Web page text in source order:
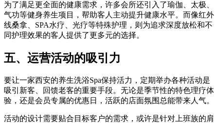
为了满足更全面的健康需求，许多会所还引入了瑜伽、太极、
气功等健身养生项目，帮助客人主动提升健康水平。而像红外
线桑拿、SPA水疗、光疗等特殊护理，则为追求深度放松和不
同护理效果的客人提供了更多元的选择。
五、运营活动的吸引力
要让一家西安的养生洗浴Spa保持活力，定期举办各种活动是
吸引新客、回馈老客的重要手段。无论是季节性的特色理疗体
验，还是会员专属的优惠日，活跃的店面氛围总能带来人气。
活动的设计需要贴合目标客户的需求，或许是针对上班族的肩